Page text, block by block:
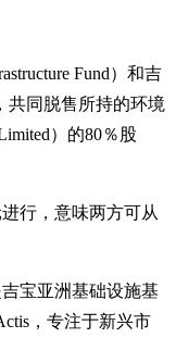
Fund）和吉
共同脱售所持的环境
）的80％股
行，意味两方可从
宝亚洲基础设施基
，专注于新兴市